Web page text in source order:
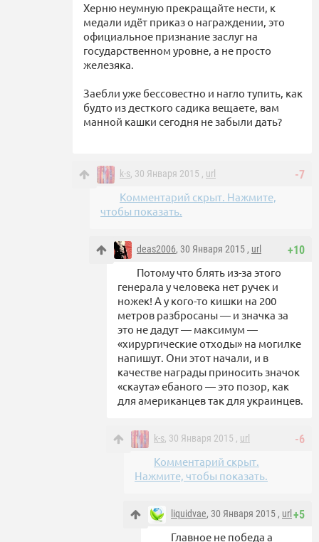
Херню неумную прекращайте нести, к
медали идёт приказ о награждении, это
официальное признание заслуг на
государственном уровне, а не просто
железяка.
Заебли уже бессовестно и нагло тупить, как
будто из десткого садика вещаете, вам
манной кашки сегодня не забыли дать?
-7
k-s, 30 Января 2015 , url
Комментарий скрыт. Нажмите,
чтобы показать.
+10
deas2006, 30 Января 2015 , url
Потому что блять из-за этого
генерала у человека нет ручек и
ножек! А у кого-то кишки на 200
метров разбросаны — и значка за
это не дадут — максимум —
«хирургические отходы» на могилке
напишут. Они этот начали, и в
качестве награды приносить значок
«скаута» ебаного — это позор, как
для американцев так для украинцев.
-6
k-s, 30 Января 2015 , url
Комментарий скрыт.
Нажмите, чтобы показать.
+5
liquidvae, 30 Января 2015 , url
Главное не победа а